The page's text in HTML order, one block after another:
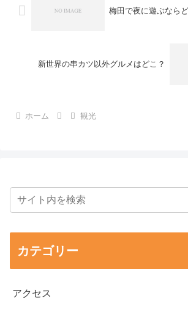
梅田で夜に遊ぶなら
新世界の串カツ以外グルメはどこ？
ホーム 観光
カテゴリー
アクセス